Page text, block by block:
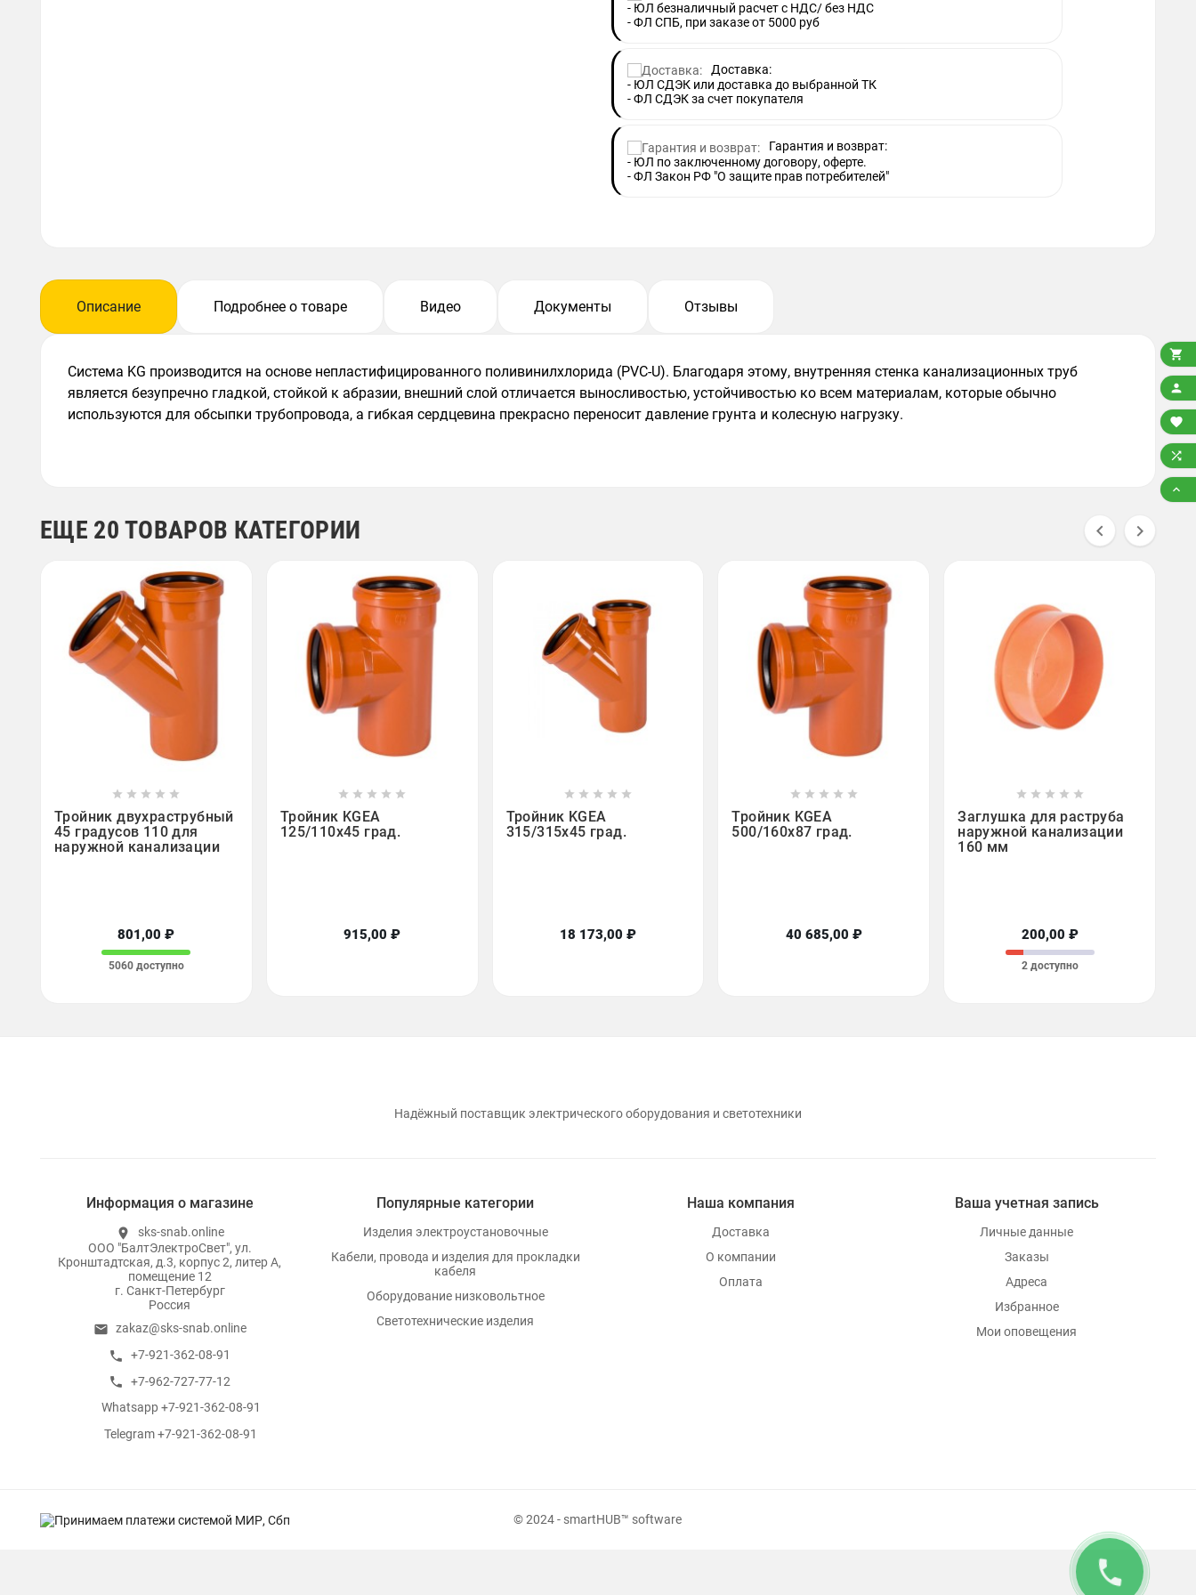
- ЮЛ безналичный расчет с НДС/ без НДС
- ФЛ СПБ, при заказе от 5000 руб
Доставка:
- ЮЛ СДЭК или доставка до выбранной ТК
- ФЛ СДЭК за счет покупателя
Гарантия и возврат:
- ЮЛ по заключенному договору, оферте.
- ФЛ Закон РФ "О защите прав потребителей"
Описание Подробнее о товаре Видео Документы Отзывы
Система KG производится на основе непластифицированного поливинилхлорида (PVC-U). Благодаря этому, внутренняя стенка канализационных труб
является безупречно гладкой, стойкой к абразии, внешний слой отличается выносливостью, устойчивостью ко всем материалам, которые обычно
используются для обсыпки трубопровода, а гибкая сердцевина прекрасно переносит давление грунта и колесную нагрузку.
ЕЩЕ 20 ТОВАРОВ КАТЕГОРИИ  
    
Тройник двухраструбный
45 градусов 110 для
наружной канализации
801,00 ₽
5060 доступно
    
Тройник KGEA
125/110x45 град.
915,00 ₽
    
Тройник KGEA
315/315x45 град.
18 173,00 ₽
    
Тройник KGEA
500/160x87 град.
40 685,00 ₽
    
Заглушка для раструба
наружной канализации
160 мм
200,00 ₽
2 доступно
Надёжный поставщик электрического оборудования и светотехники
Информация о магазине
location_on
sks-snab.online
ООО "БалтЭлектроСвет", ул.
Кронштадтская, д.3, корпус 2, литер А,
помещение 12
г. Санкт-Петербург
Россия
email zakaz@sks-snab.online
call +7-921-362-08-91
call +7-962-727-77-12
whatsapp
Whatsapp +7-921-362-08-91
whatsapp
Telegram +7-921-362-08-91
Популярные категории
Изделия электроустановочные
Кабели, провода и изделия для прокладки
кабеля
Оборудование низковольтное
Светотехнические изделия
Наша компания
Доставка
О компании
Оплата
Ваша учетная запись
Личные данные
Заказы
Адреса
Избранное
Мои оповещения





© 2024 - smartHUB™ software
phone